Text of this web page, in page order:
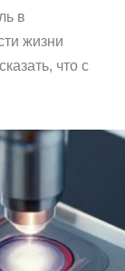
в
жизни
что с